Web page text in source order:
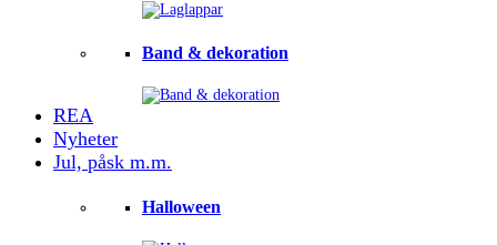
Band & dekoration
REA
Nyheter
Jul, påsk m.m.
Halloween